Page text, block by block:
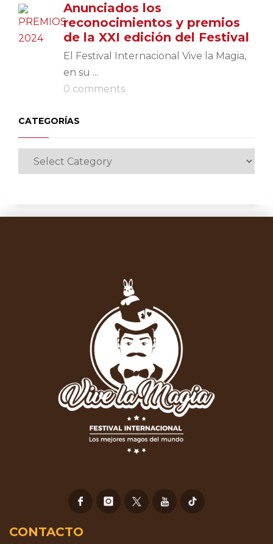
Anunciados los
reconocimientos y premios
de la XXI edición del Festival
El Festival Internacional Vive la Magia,
en su ...
0 comments
CATEGORÍAS
CONTACTO